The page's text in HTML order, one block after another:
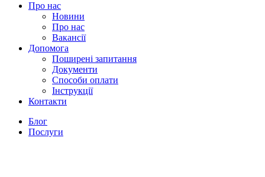
Про нас
Новини
Про нас
Вакансії
Допомога
Поширені запитання
Документи
Способи оплати
Інструкції
Контакти
Блог
Послуги